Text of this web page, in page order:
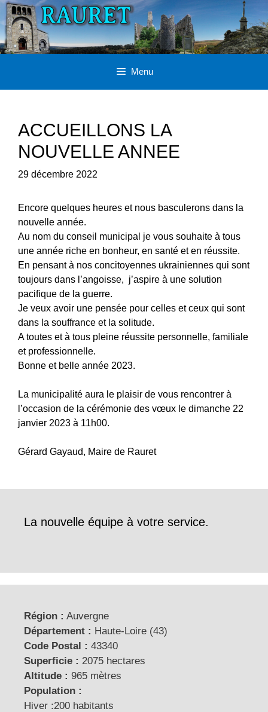
Aller
au
contenu
Menu
ACCUEILLONS LA
NOUVELLE ANNEE
29 décembre 2022
Encore quelques heures et nous basculerons dans la
nouvelle année.
Au nom du conseil municipal je vous souhaite à tous
une année riche en bonheur, en santé et en réussite.
En pensant à nos concitoyennes ukrainiennes qui sont
toujours dans l’angoisse, j’aspire à une solution
pacifique de la guerre.
Je veux avoir une pensée pour celles et ceux qui sont
dans la souffrance et la solitude.
A toutes et à tous pleine réussite personnelle, familiale
et professionnelle.
Bonne et belle année 2023.
La municipalité aura le plaisir de vous rencontrer à
l’occasion de la cérémonie des vœux le dimanche 22
janvier 2023 à 11h00.
Gérard Gayaud, Maire de Rauret
La nouvelle équipe à votre service.
Région : Auvergne
Département : Haute-Loire (43)
Code Postal : 43340
Superficie : 2075 hectares
Altitude : 965 mètres
Population :
Hiver :200 habitants